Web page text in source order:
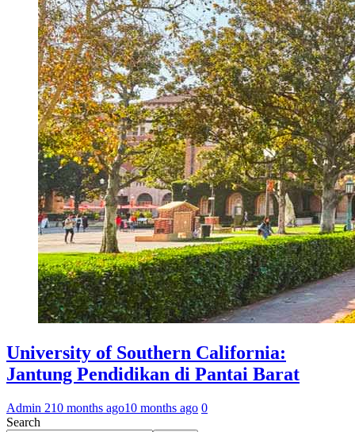
University of Southern California:
Jantung Pendidikan di Pantai Barat
Admin 210 months ago10 months ago 0
Search